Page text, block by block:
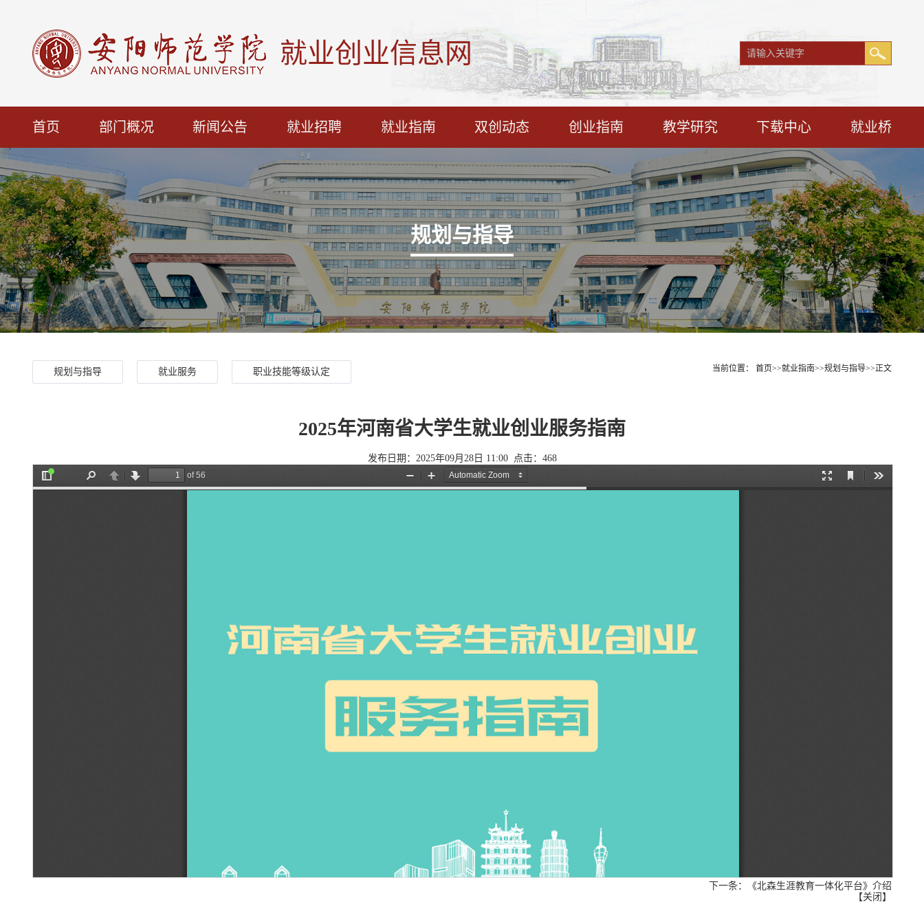
就业创业信息网
首页 部门概况 新闻公告 就业招聘 就业指南 双创动态 创业指南 教学研究 下载中心 就业桥
规划与指导
规划与指导 就业服务 职业技能等级认定 当前位置： 首页>>就业指南>>规划与指导>>正文
2025年河南省大学生就业创业服务指南
发布日期：2025年09月28日 11:00 点击： 468
下一条：
《北森生涯教育一体化平台》介绍
【关闭】